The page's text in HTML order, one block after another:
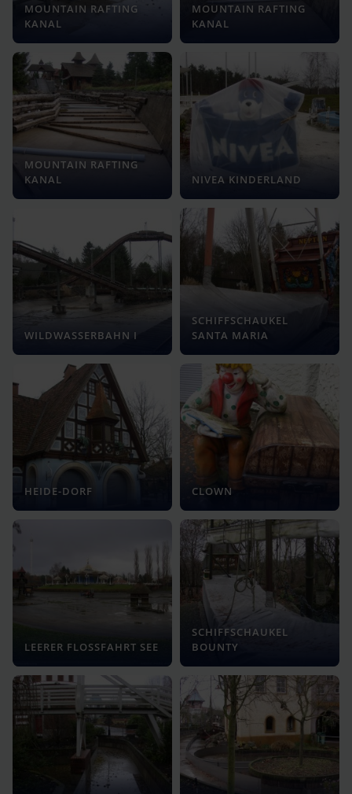
MOUNTAIN RAFTING
KANAL
MOUNTAIN RAFTING
KANAL
MOUNTAIN RAFTING
KANAL
NIVEA KINDERLAND
WILDWASSERBAHN I
SCHIFFSCHAUKEL
SANTA MARIA
HEIDE-DORF CLOWN
LEERER FLOSSFAHRT SEE
SCHIFFSCHAUKEL
BOUNTY